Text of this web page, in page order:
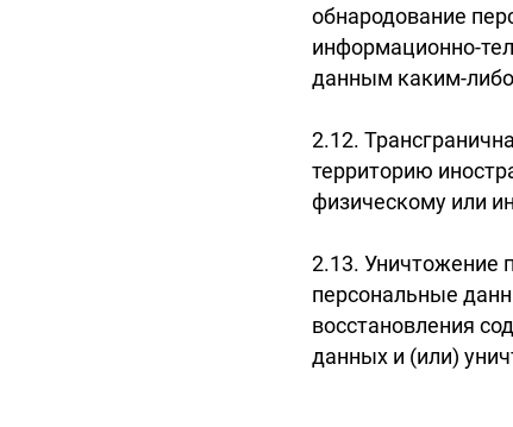
обнародование
информационно-
данным каким-
2.12.
территорию
физическому или
2.13. Уничтожение
персональные
восстановления
данных и (или)